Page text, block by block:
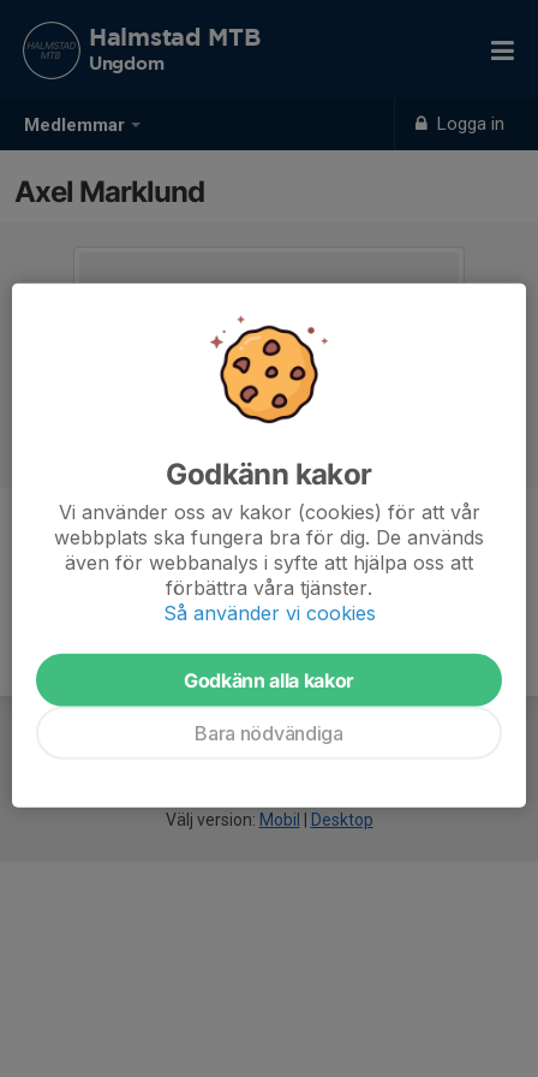
Medlemmar Logga in
Halmstad MTB
Ungdom
Axel Marklund
Ålder 12 år
Välj version: Mobil Desktop
Godkänn kakor
Vi använder oss av kakor (cookies) för att vår
webbplats ska fungera bra för dig. De används
även för webbanalys i syfte att hjälpa oss att
förbättra våra tjänster.
Så använder vi cookies
Godkänn alla kakor
Bara nödvändiga